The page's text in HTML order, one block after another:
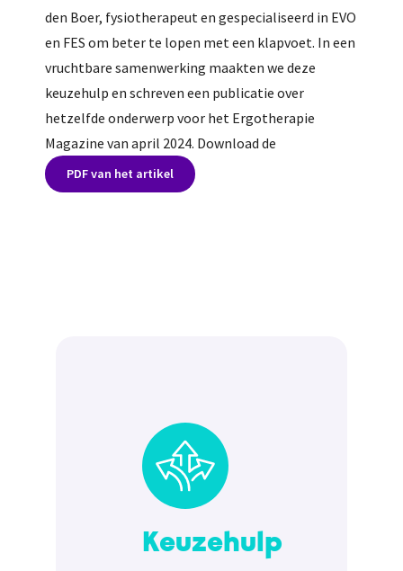
den Boer, fysiotherapeut en gespecialiseerd in EVO
en FES om beter te lopen met een klapvoet. In een
vruchtbare samenwerking maakten we deze
keuzehulp en schreven een publicatie over
hetzelfde onderwerp voor het Ergotherapie
Magazine van april 2024. Download de
PDF van het artikel
Keuzehulp